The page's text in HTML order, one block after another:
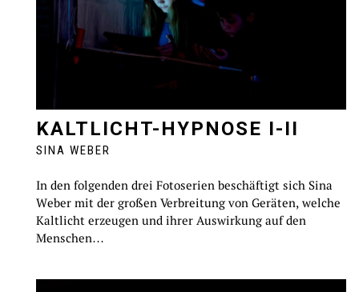
KALTLICHT-HYPNOSE I-II
SINA WEBER
In den folgenden drei Fotoserien beschäftigt sich Sina
Weber mit der großen Verbreitung von Geräten, welche
Kaltlicht erzeugen und ihrer Auswirkung auf den
Menschen…